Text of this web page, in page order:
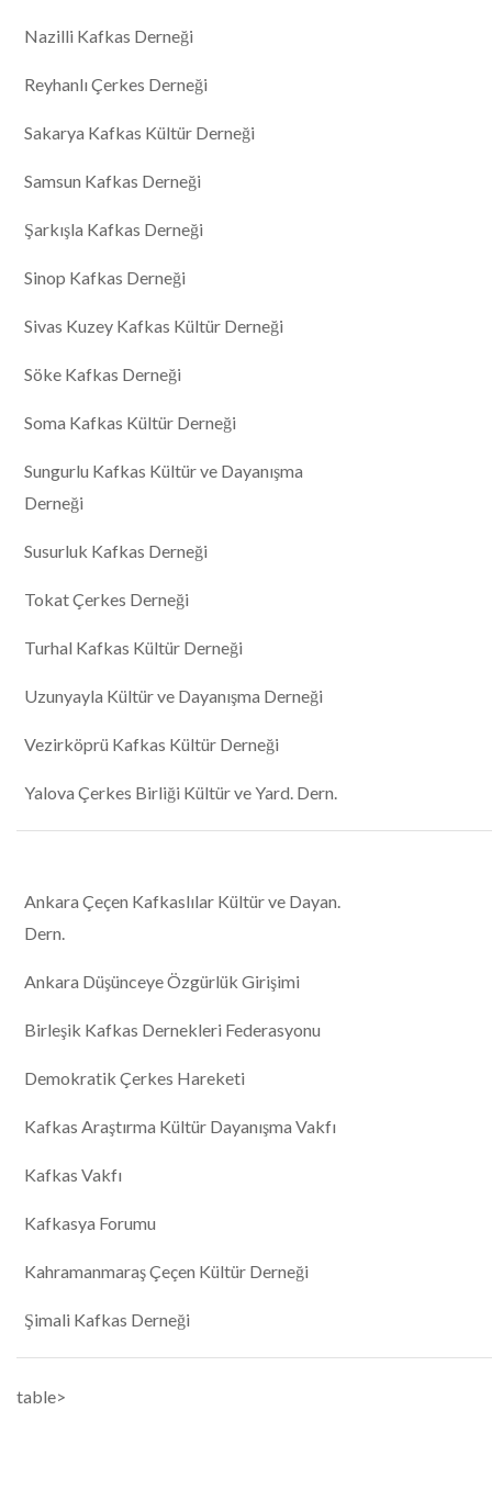
Nazilli Kafkas Derneği
Reyhanlı Çerkes Derneği
Sakarya Kafkas Kültür Derneği
Samsun Kafkas Derneği
Şarkışla Kafkas Derneği
Sinop Kafkas Derneği
Sivas Kuzey Kafkas Kültür Derneği
Söke Kafkas Derneği
Soma Kafkas Kültür Derneği
Sungurlu Kafkas Kültür ve Dayanışma
Derneği
Susurluk Kafkas Derneği
Tokat Çerkes Derneği
Turhal Kafkas Kültür Derneği
Uzunyayla Kültür ve Dayanışma Derneği
Vezirköprü Kafkas Kültür Derneği
Yalova Çerkes Birliği Kültür ve Yard. Dern.
Ankara Çeçen Kafkaslılar Kültür ve Dayan.
Dern.
Ankara Düşünceye Özgürlük Girişimi
Birleşik Kafkas Dernekleri Federasyonu
Demokratik Çerkes Hareketi
Kafkas Araştırma Kültür Dayanışma Vakfı
Kafkas Vakfı
Kafkasya Forumu
Kahramanmaraş Çeçen Kültür Derneği
Şimali Kafkas Derneği
table>